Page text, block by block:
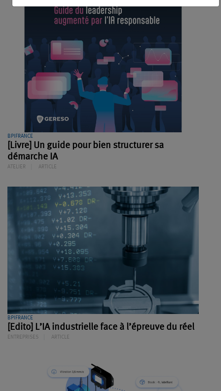
BPIFRANCE
[Livre] Un guide pour bien structurer sa
démarche IA
ATELIER ARTICLE
BPIFRANCE
[Edito] L’IA industrielle face à l’épreuve du réel
ENTREPRISES ARTICLE